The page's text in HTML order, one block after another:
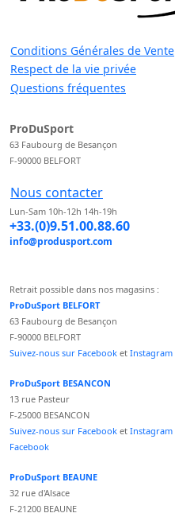
Conditions Générales de Vente
Respect de la vie privée
Questions fréquentes
ProDuSport
63 Faubourg de Besançon
F-90000 BELFORT
Nous contacter
Lun-Sam 10h-12h 14h-19h
+33.(0)9.51.00.88.60
info@produsport.com
Retrait possible dans nos magasins :
ProDuSport BELFORT
63 Faubourg de Besançon
F-90000 BELFORT
Suivez-nous sur Facebook et Instagram
ProDuSport BESANCON
13 rue Pasteur
F-25000 BESANCON
Suivez-nous sur Facebook et Instagram
Facebook
ProDuSport BEAUNE
32 rue d'Alsace
F-21200 BEAUNE